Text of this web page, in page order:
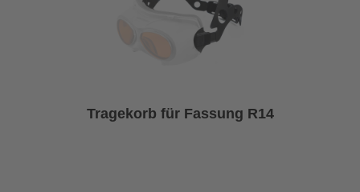
Tragekorb für Fassung R14